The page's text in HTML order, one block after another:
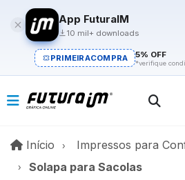
App FuturaIM
10 mil+ downloads
PRIMEIRACOMPRA 5% OFF
*verifique
Início InícioImpressos para
Solapa para Sacolas